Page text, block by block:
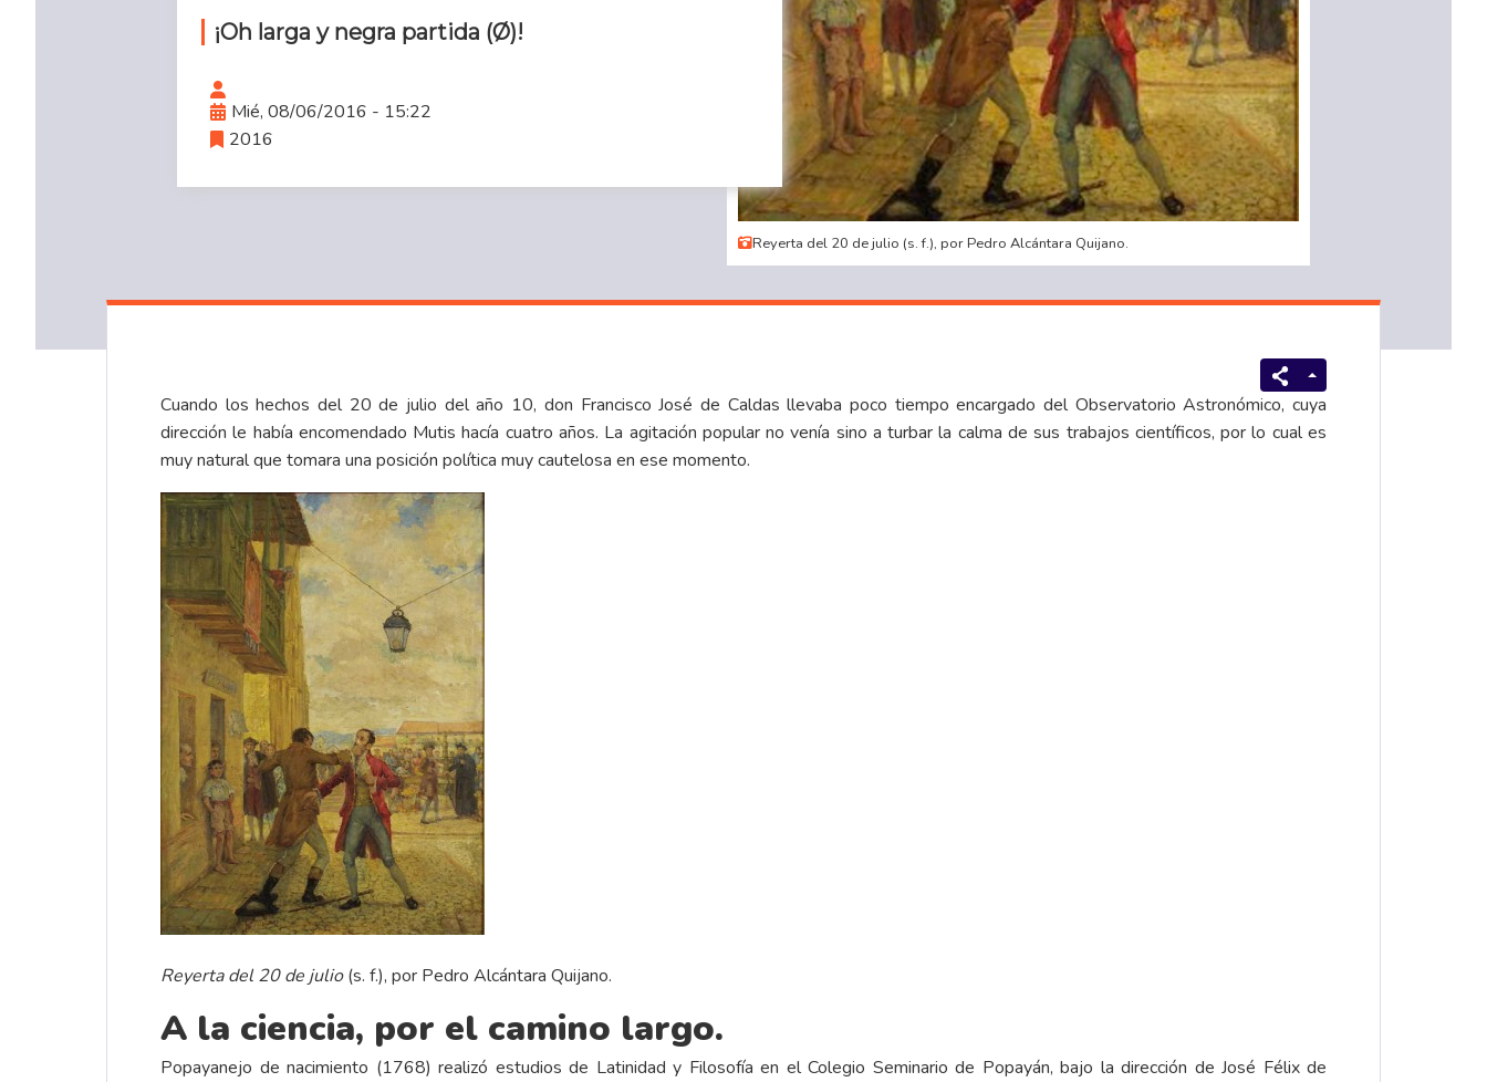
¡Oh larga y negra partida (Ø)!
Mié, 08/06/2016 - 15:22
2016
Reyerta del 20 de julio (s. f.), por Pedro Alcántara Quijano.
Cuando los hechos del 20 de julio del año 10, don Francisco José de Caldas llevaba poco tiempo encargado del Observatorio Astronómico, cuya
dirección le había encomendado Mutis hacía cuatro años. La agitación popular no venía sino a turbar la calma de sus trabajos científicos, por lo cual es
muy natural que tomara una posición política muy cautelosa en ese momento.
Reyerta del 20 de julio(s. f.), por Pedro Alcántara Quijano.
A la ciencia, por el camino largo.
Popayanejo de nacimiento (1768) realizó estudios de Latinidad y Filosofía en el Colegio Seminario de Popayán, bajo la dirección de José Félix de